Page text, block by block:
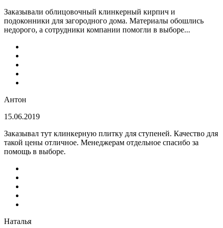
Заказывали облицовочный клинкерный кирпич и
подоконники для загородного дома. Материалы обошлись
недорого, а сотрудники компании помогли в выборе...
Антон
15.06.2019
Заказывал тут клинкерную плитку для ступеней. Качество для
такой цены отличное. Менеджерам отдельное спасибо за
помощь в выборе.
Наталья